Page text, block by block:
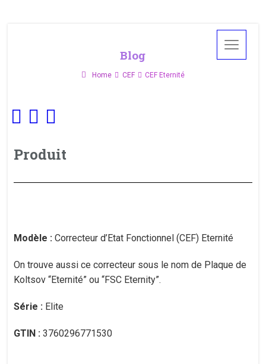
Blog
Home CEF CEF Eternité
Produit
Modèle : Correcteur d’Etat Fonctionnel (CEF) Eternité
On trouve aussi ce correcteur sous le nom de Plaque de
Koltsov “Eternité” ou “FSC Eternity”.
Série : Elite
GTIN : 3760296771530